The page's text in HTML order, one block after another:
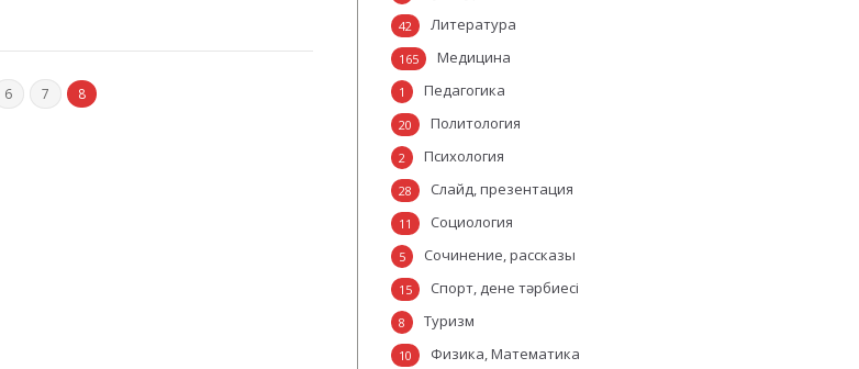
6 7 8
Литература
42
Медицина
165
Педагогика
1
Политология
20
Психология
2
Слайд, презентация
28
Социология
11
Сочинение, рассказы
5
Спорт, дене тәрбиесі
15
Туризм
8
Физика, Математика
10